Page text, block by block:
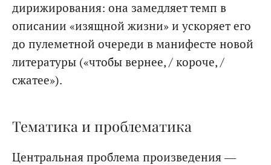
дирижирования: она замедляет темп в
описании «изящной жизни» и ускоряет его
до пулеметной очереди в манифесте новой
литературы («чтобы вернее, / короче, /
сжатее»).
Тематика и проблематика
Центральная проблема произведения —